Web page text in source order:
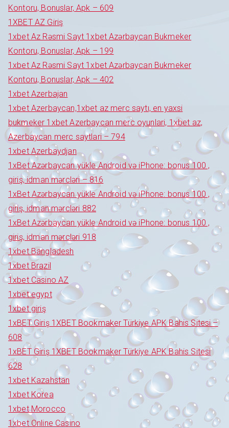
Kontoru, Bonuslar, Apk – 609
1XBET AZ Giriş
1xbet Az Rəsmi Sayt 1xbet Azərbaycan Bukmeker
Kontoru, Bonuslar, Apk – 199
1xbet Az Rəsmi Sayt 1xbet Azərbaycan Bukmeker
Kontoru, Bonuslar, Apk – 402
1xbet Azerbajan
1xbet Azerbaycan,1xbet az merc saytı, en yaxsi
bukmeker 1xbet Azerbaycan merc oyunlari, 1xbet az,
Azerbaycan merc saytlari – 794
1xbet Azerbaydjan
1xBet Azərbaycan yükle Android və iPhone: bonus 100 ,
giriş, idman mərcləri – 816
1xBet Azərbaycan yükle Android və iPhone: bonus 100 ,
giriş, idman mərcləri 882
1xBet Azərbaycan yükle Android və iPhone: bonus 100 ,
giriş, idman mərcləri 918
1xbet Bangladesh
1xbet Brazil
1xbet Casino AZ
1xbet egypt
1xbet giriş
1xBET Giriş 1XBET Bookmaker Türkiye APK Bahis Sitesi –
608
1xBET Giriş 1XBET Bookmaker Türkiye APK Bahis Sitesi
628
1xbet Kazahstan
1xbet Korea
1xbet Morocco
1xbet Online Casino